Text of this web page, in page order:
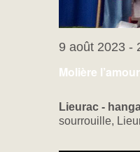
Molière
9 août 2023 -
Lieurac -
sourrouille,